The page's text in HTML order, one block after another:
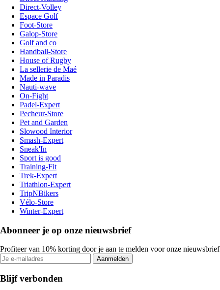
Direct-Volley
Espace Golf
Foot-Store
Galop-Store
Golf and co
Handball-Store
House of Rugby
La sellerie de Maé
Made in Paradis
Nauti-wave
On-Fight
Padel-Expert
Pecheur-Store
Pet and Garden
Slowood Interior
Smash-Expert
Sneak'In
Sport is good
Training-Fit
Trek-Expert
Triathlon-Expert
TripNBikers
Vélo-Store
Winter-Expert
Abonneer je op onze nieuwsbrief
Profiteer van 10% korting door je aan te melden voor onze nieuwsbrief
Aanmelden
Blijf verbonden